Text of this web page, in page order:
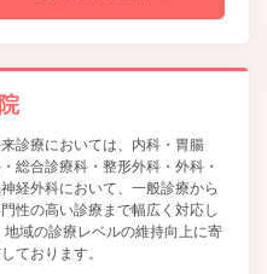
診療においては、内科・胃腸
総合診療科・整形外科・外科・
経外科において、一般診療から
性の高い診療まで幅広く対応し
地域の診療レベルの維持向上に寄
ております。